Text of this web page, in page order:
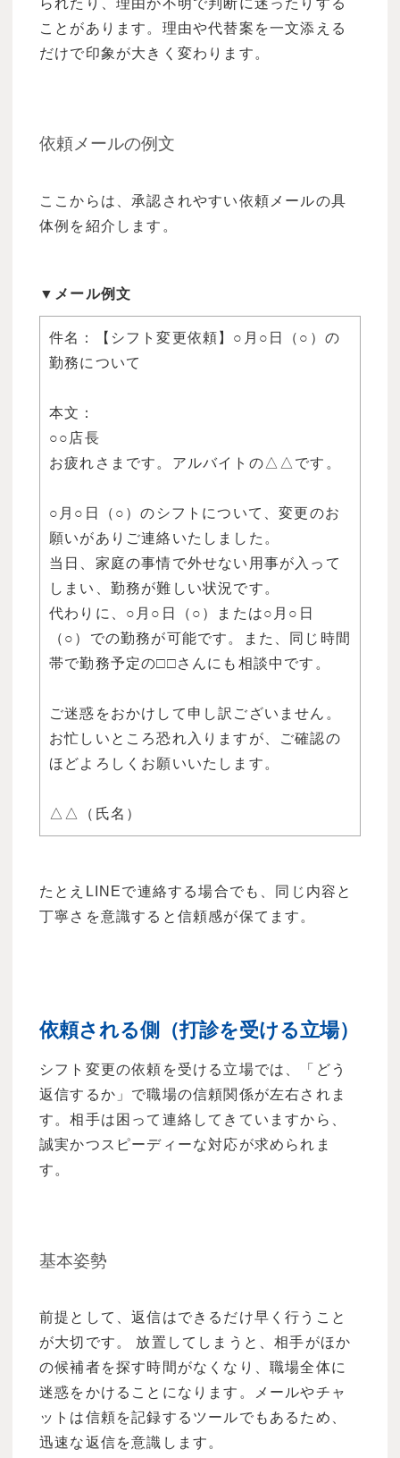
られたり、理由が不明で判断に迷ったりする
ことがあります。理由や代替案を一文添える
だけで印象が大きく変わります。
依頼メールの例文
ここからは、承認されやすい依頼メールの具
体例を紹介します。
▼メール例文
件名：【シフト変更依頼】○月○日（○）の
勤務について
本文：
○○店長
お疲れさまです。アルバイトの△△です。
○月○日（○）のシフトについて、変更のお
願いがありご連絡いたしました。
当日、家庭の事情で外せない用事が入って
しまい、勤務が難しい状況です。
代わりに、○月○日（○）または○月○日
（○）での勤務が可能です。また、同じ時間
帯で勤務予定の□□さんにも相談中です。
ご迷惑をおかけして申し訳ございません。
お忙しいところ恐れ入りますが、ご確認の
ほどよろしくお願いいたします。
△△（氏名）
たとえLINEで連絡する場合でも、同じ内容と
丁寧さを意識すると信頼感が保てます。
依頼される側（打診を受ける立場）
シフト変更の依頼を受ける立場では、「どう
返信するか」で職場の信頼関係が左右されま
す。相手は困って連絡してきていますから、
誠実かつスピーディーな対応が求められま
す。
基本姿勢
前提として、返信はできるだけ早く行うこと
が大切です。 放置してしまうと、相手がほか
の候補者を探す時間がなくなり、職場全体に
迷惑をかけることになります。メールやチャ
ットは信頼を記録するツールでもあるため、
迅速な返信を意識します。